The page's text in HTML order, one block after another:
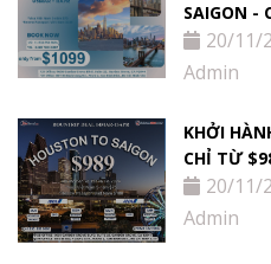
SAIGON -
20/11/
Admin
KHỞI
CHỈ TỪ
20/11/
Admin